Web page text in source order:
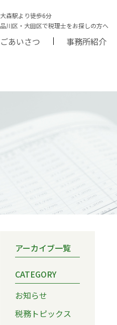
大森駅より徒歩6分
品川区・大田区で税理士をお探しの方へ
ごあいさつ
事務所紹介
アーカイブ一覧
CATEGORY
お知らせ
税務トピックス